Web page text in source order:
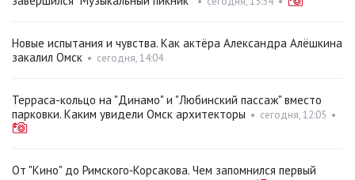
Новые испытания и чувства. Как актёра Александра Алёшкина
закалил Омск • сегодня, 14:04
Терраса-кольцо на "Динамо" и "Любинский пассаж" вместо
парковки. Каким увидели Омск архитекторы • сегодня, 12:05 •
От "Кино" до Римского‑Корсакова. Чем запомнился первый